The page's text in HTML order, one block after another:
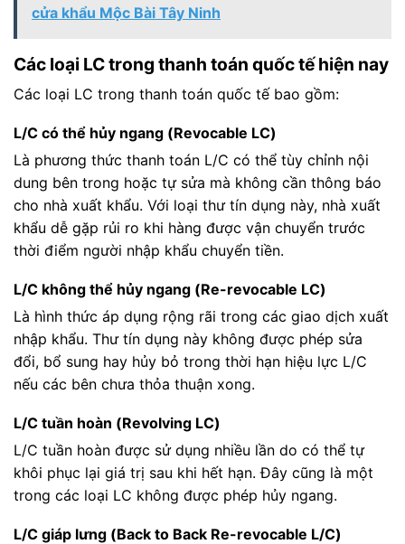
cửa khẩu Mộc Bài Tây Ninh
Các loại LC trong thanh toán quốc tế hiện nay
Các loại LC trong thanh toán quốc tế bao gồm:
L/C có thể hủy ngang (Revocable LC)
Là phương thức thanh toán L/C có thể tùy chỉnh nội
dung bên trong hoặc tự sửa mà không cần thông báo
cho nhà xuất khẩu. Với loại thư tín dụng này, nhà xuất
khẩu dễ gặp rủi ro khi hàng được vận chuyển trước
thời điểm người nhập khẩu chuyển tiền.
L/C không thể hủy ngang (Re-revocable LC)
Là hình thức áp dụng rộng rãi trong các giao dịch xuất
nhập khẩu. Thư tín dụng này không được phép sửa
đổi, bổ sung hay hủy bỏ trong thời hạn hiệu lực L/C
nếu các bên chưa thỏa thuận xong.
L/C tuần hoàn (Revolving LC)
L/C tuần hoàn được sử dụng nhiều lần do có thể tự
khôi phục lại giá trị sau khi hết hạn. Đây cũng là một
trong các loại LC không được phép hủy ngang.
L/C giáp lưng (Back to Back Re-revocable L/C)